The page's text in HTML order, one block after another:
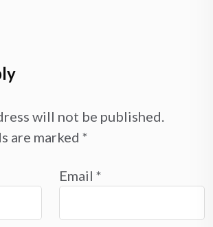
will not be published.
are marked *
Email *